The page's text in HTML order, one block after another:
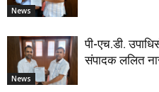
News
News
पी-एच.डी.
संपादक ललित